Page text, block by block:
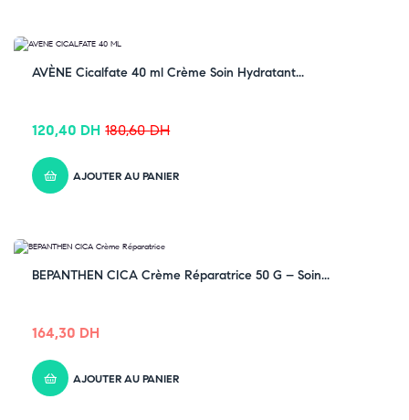
-33% OFF
AVÈNE Cicalfate 40 ml Crème Soin Hydratant...
180,60DH
120,40 DH
AJOUTER AU PANIER
BEPANTHEN CICA Crème Réparatrice 50 G – Soin...
164,30 DH
AJOUTER AU PANIER